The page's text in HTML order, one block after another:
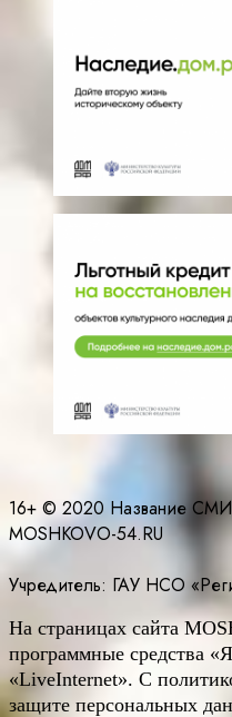
16+ © 2020 Название
MOSHKOVO-54.RU
Учредитель: ГАУ НСО
На страницах сайта
программные средства
«LiveInternet». С
защите персональных